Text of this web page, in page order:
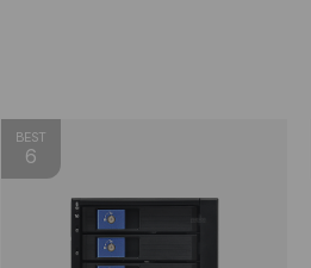
BEST
6